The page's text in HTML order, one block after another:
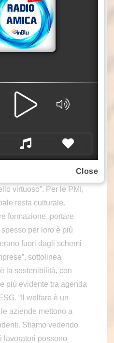
utente fluida e
win-win: il
a chi gestisce i servizi
imprese e a chi ne
oggi il welfare aziendale
grandi aziende – circa
già di strumenti in tal
CCNL, dagli Orafi al
strumenti di
virtuoso”. Per le PMI,
resta culturale.
formazione, portare
per loro è più
fuori dagli schemi
sottolinea
la sostenibilità, con
più evidente tra agenda
“Il welfare è un
aziende mettono a
Stiamo vedendo
lavoratori possono
Close